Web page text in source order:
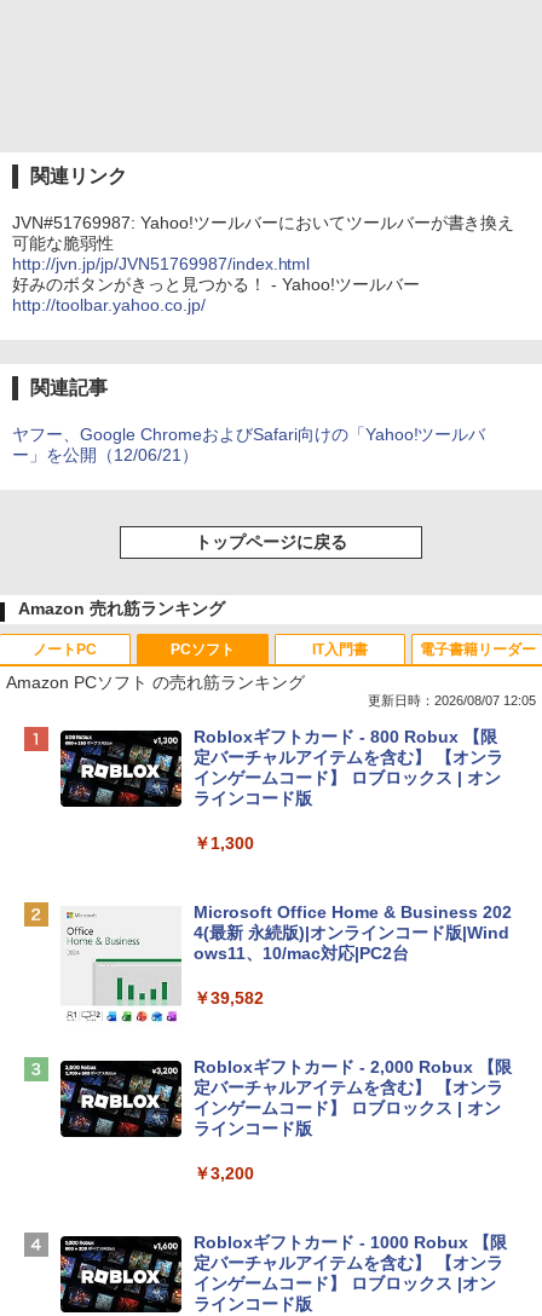
関連リンク
JVN#51769987: Yahoo!ツールバーにおいてツールバーが書き換え
可能な脆弱性
http://jvn.jp/jp/JVN51769987/index.html
好みのボタンがきっと見つかる！ - Yahoo!ツールバー
http://toolbar.yahoo.co.jp/
関連記事
ヤフー、Google ChromeおよびSafari向けの「Yahoo!ツールバ
ー」を公開（12/06/21）
トップページに戻る
Amazon 売れ筋ランキング
ノートPC
Apple 2026 MacBook Neo A18 Proチッ
プ搭載13インチノートブック：AIとAppl
e Intelligence、Liquid Retinaディスプ
レイ、8GBメモリ、512GB SSD、1080p
ィゴ + 3年延長 AppleCare+ for 13インチ
￥162,598
ンケース Dell NEC Lavie ASUS HP dyna
￥2,952
Apple 2026 MacBook Air M5チップ搭載
igence、13.6インチLiquid Retinaディ
ームカメラ、日本語キーボード、Touch I
D - ミッドナイト
￥298,901
PCソフト
Amazon PCソフト の売れ筋ランキング
更新日時：2026/08/07 12:05
Robloxギフトカード - 800 Robux 【限
定バーチャルアイテムを含む】 【オンラ
インゲームコード】 ロブロックス | オン
ラインコード版
￥1,300
Microsoft Office Home & Business 202
4(最新 永続版)|オンラインコード版|Wind
ows11、10/mac対応|PC2台
￥39,582
Robloxギフトカード - 2,000 Robux 【限
定バーチャルアイテムを含む】 【オンラ
インゲームコード】 ロブロックス | オン
ラインコード版
￥3,200
Robloxギフトカード - 1000 Robux 【限
定バーチャルアイテムを含む】 【オンラ
インゲームコード】 ロブロックス |オン
ラインコード版
IT入門書 電子書籍リーダー